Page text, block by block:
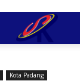
Kota Padang